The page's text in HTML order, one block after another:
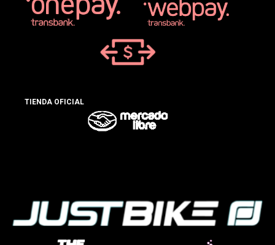
TIENDA OFICIAL